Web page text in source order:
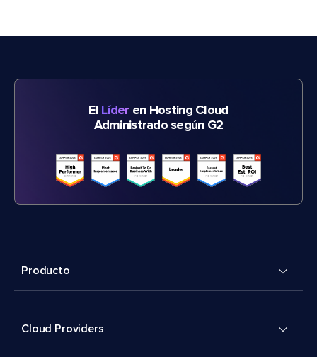
El Líder en Hosting Cloud
Administrado según G2
Producto
Cloud Providers